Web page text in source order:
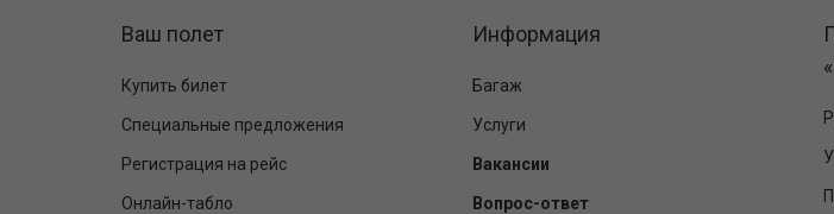
Ваш полет
Купить билет
Специальные предложения
Регистрация на рейс
Онлайн-табло
Информация
Багаж
Услуги
Вакансии
Вопрос-ответ